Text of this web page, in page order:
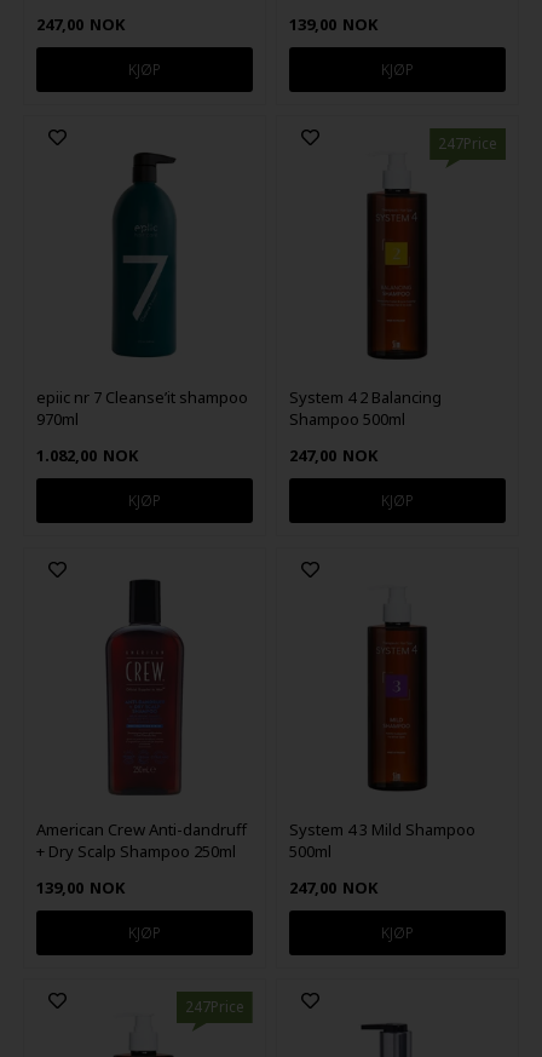
247,00 NOK
139,00 NOK
epiic nr 7 Cleanse’it shampoo
970ml
1.082,00 NOK
247Price
System 4 2 Balancing
Shampoo 500ml
247,00 NOK
American Crew Anti-dandruff
+ Dry Scalp Shampoo 250ml
139,00 NOK
System 4 3 Mild Shampoo
500ml
247,00 NOK
247Price